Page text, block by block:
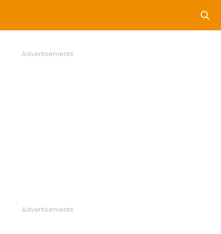
Advertisements
Advertisements